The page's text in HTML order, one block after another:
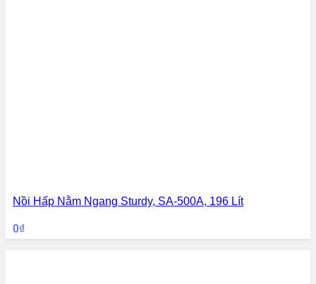
Nồi Hấp Nằm Ngang Sturdy, SA-500A, 196 Lít
0₫